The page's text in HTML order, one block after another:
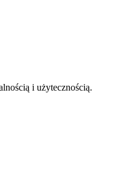
i użytecznością.